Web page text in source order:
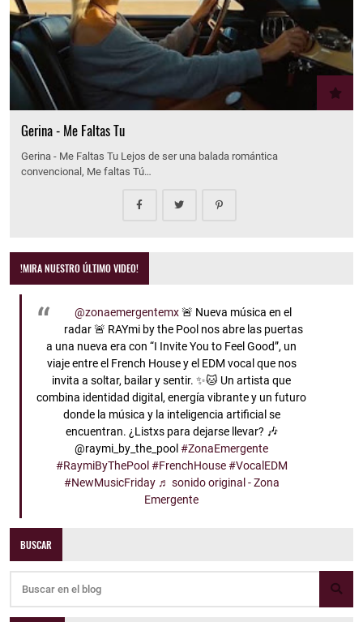
Gerina - Me Faltas Tu
Gerina - Me Faltas Tu Lejos de ser una balada romántica
convencional, Me faltas Tú…
!MIRA NUESTRO ÚLTIMO VIDEO!
@zonaemergentemx🚨 Nueva música en el
radar 🚨 RAYmi by the Pool nos abre las puertas
a una nueva era con “I Invite You to Feel Good”, un
viaje entre el French House y el EDM vocal que nos
invita a soltar, bailar y sentir. ✨🐱 Un artista que
combina identidad digital, energía vibrante y un futuro
donde la música y la inteligencia artificial se
encuentran. ¿Listxs para dejarse llevar? 🎶
@raymi_by_the_pool#ZonaEmergente
#RaymiByThePool #FrenchHouse #VocalEDM
#NewMusicFriday ♬ sonido original - Zona
Emergente
BUSCAR